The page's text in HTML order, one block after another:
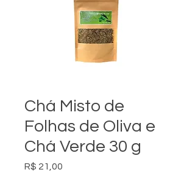
Chá Misto de
Folhas de Oliva e
Chá Verde 30 g
R$ 21,00